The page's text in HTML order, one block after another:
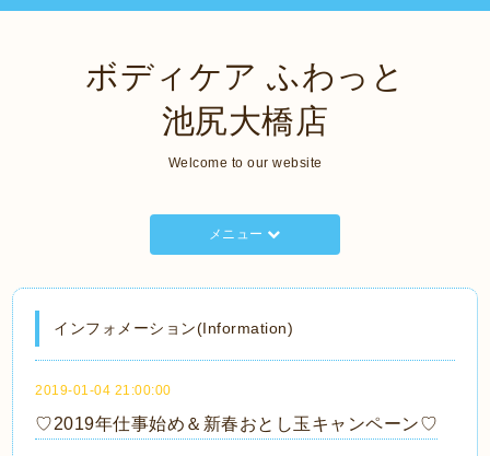
ボディケア ふわっと
池尻大橋店
Welcome to our website
メニュー
インフォメーション(Information)
2019-01-04 21:00:00
♡2019年仕事始め＆新春おとし玉キャンペーン♡